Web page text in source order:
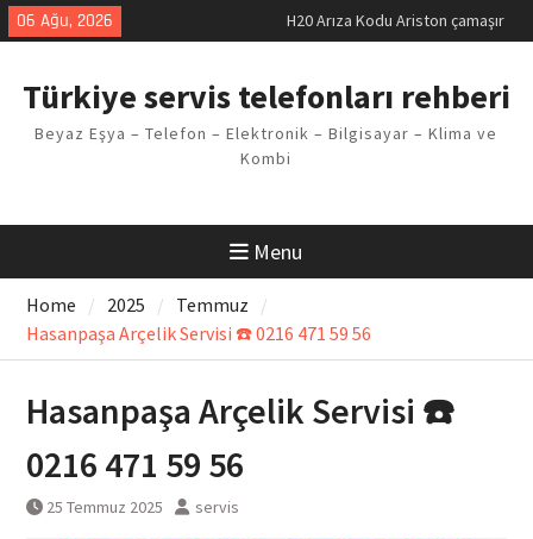
Skip
to
06 Ağu, 2026
LG kombi E2 Arızası Çözümü
Arçelik buzdolabı F5 Hatası
Vaillant çamaşır makinesi E03
Ferroli klima E3 Arızası Çözümü
Türkiye servis telefonları rehberi
Beyaz Eşya – Telefon – Elektronik – Bilgisayar – Klima ve
Kombi
Menu
Home 2025
Temmuz
Hasanpaşa Arçelik Servisi ☎️ 0216 471 59 56
Hasanpaşa Arçelik Servisi ☎️
0216 471 59 56
25 Temmuz 2025 servis